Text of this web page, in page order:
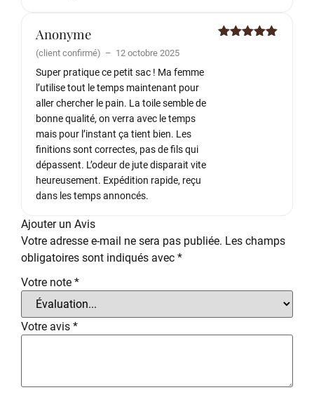
Anonyme
(client confirmé) – 12 octobre 2025
Super pratique ce petit sac ! Ma femme
l’utilise tout le temps maintenant pour
aller chercher le pain. La toile semble de
bonne qualité, on verra avec le temps
mais pour l’instant ça tient bien. Les
finitions sont correctes, pas de fils qui
dépassent. L’odeur de jute disparait vite
heureusement. Expédition rapide, reçu
dans les temps annoncés.
Ajouter un Avis
Votre adresse e-mail ne sera pas publiée. Les champs
obligatoires sont indiqués avec *
Votre note *
Votre avis *